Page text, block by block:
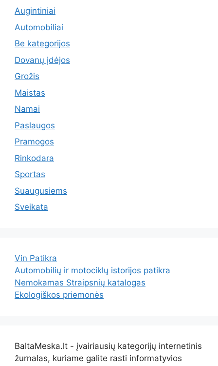
Augintiniai
Automobiliai
Be kategorijos
Dovanų įdėjos
Grožis
Maistas
Namai
Paslaugos
Pramogos
Rinkodara
Sportas
Suaugusiems
Sveikata
Vin Patikra
Automobilių ir motociklų istorijos patikra
Nemokamas Straipsnių katalogas
Ekologiškos priemonės
BaltaMeska.lt - įvairiausių kategorijų internetinis
žurnalas, kuriame galite rasti informatyvios